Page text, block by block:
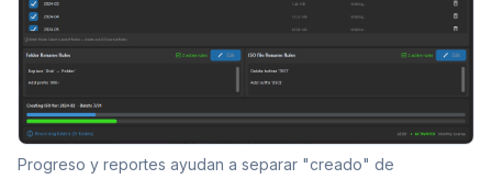
Progreso y reportes ayudan a separar "creado" de